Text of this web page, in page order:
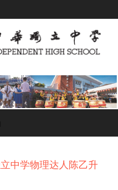
中学物理达人陈乙升